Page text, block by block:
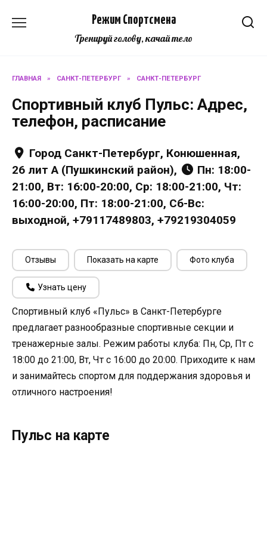
Режим Спортсмена
Тренируй голову, качай тело
ГЛАВНАЯ » САНКТ-ПЕТЕРБУРГ » САНКТ-ПЕТЕРБУРГ
Спортивный клуб Пульс: Адрес,
телефон, расписание
Город Санкт-Петербург, Конюшенная,
26 лит А (Пушкинский район),
Пн: 18:00-
21:00, Вт: 16:00-20:00, Ср: 18:00-21:00, Чт:
16:00-20:00, Пт: 18:00-21:00, Сб-Вс:
выходной, +79117489803, +79219304059
Отзывы Показать на карте Фото клуба
Узнать цену
Спортивный клуб «Пульс» в Санкт-Петербурге
предлагает разнообразные спортивные секции и
тренажерные залы. Режим работы клуба: Пн, Ср, Пт с
18:00 до 21:00, Вт, Чт с 16:00 до 20:00. Приходите к нам
и занимайтесь спортом для поддержания здоровья и
отличного настроения!
Пульс на карте